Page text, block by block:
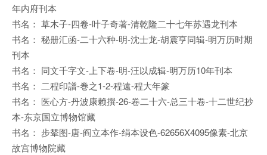
年内府刊本
书名： 草木子-四卷-叶子奇著-清乾隆二十七年苏遇龙刊本
书名： 秘册汇函-二十六种-明-沈士龙-胡震亨同辑-明万历时期
刊本
书名： 同文千字文-上下卷-明-汪以成辑-明万历10年刊本
书名： 二程印譜-巻之1-2-程遠-程大年篆
书名： 医心方-丹波康赖撰-26-卷二十六-总三十卷-十二世纪抄
本-东京国立博物馆藏
书名： 步辇图-唐-阎立本作-绢本设色-62656X4095像素-北京
故宫博物院藏